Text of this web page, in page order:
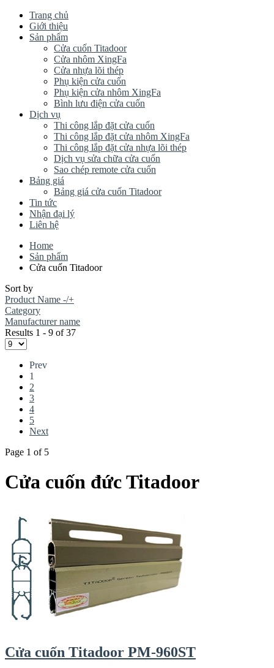
Trang chủ
Giới thiệu
Sản phẩm
Cửa cuốn Titadoor
Cửa nhôm XingFa
Cửa nhựa lõi thép
Phụ kiện cửa cuốn
Phụ kiện cửa nhôm XingFa
Bình lưu điện cửa cuốn
Dịch vụ
Thi công lắp đặt cửa cuốn
Thi công lắp đặt cửa nhôm XingFa
Thi công lắp đặt cửa nhựa lõi thép
Dịch vụ sửa chữa cửa cuốn
Sao chép remote cửa cuốn
Bảng giá
Bảng giá cửa cuốn Titadoor
Tin tức
Nhận đại lý
Liên hệ
Home
Sản phẩm
Cửa cuốn Titadoor
Sort by
Product Name -/+
Category
Manufacturer name
Results 1 - 9 of 37
Prev
1
2
3
4
5
Next
Page 1 of 5
Cửa cuốn đức Titadoor
Cửa cuốn Titadoor PM-960ST